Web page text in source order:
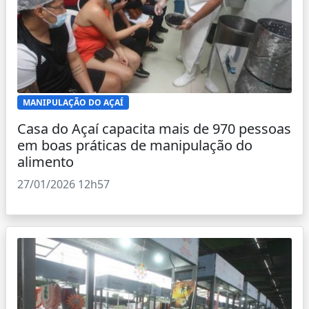
MANIPULAÇÃO DO AÇAÍ
Casa do Açaí capacita mais de 970 pessoas
em boas práticas de manipulação do
alimento
27/01/2026 12h57